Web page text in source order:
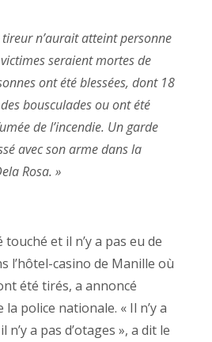
n’aurait atteint personne
seraient mortes de
ont été blessées, dont 18
bousculades ou ont été
de l’incendie. Un garde
avec son arme dans la
Rosa. »
touché et il n’y a pas eu de
l’hôtel-casino de Manille où
été tirés, a annoncé
police nationale. « Il n’y a
a pas d’otages », a dit le